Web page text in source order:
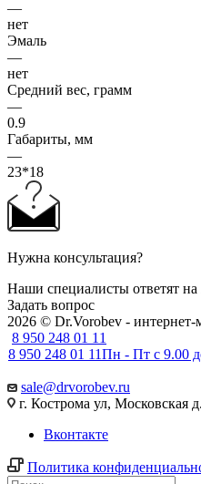
—
нет
Эмаль
—
нет
Средний вес, грамм
—
0.9
Габариты, мм
—
23*18
Нужна консультация?
Наши специалисты ответят
Задать вопрос
2026 © Dr.Vorobev - интернет-
8 950 248 01 11
8 950 248 01 11Пн - Пт с 9.00
sale@drvorobev.ru
г. Кострома ул, Московская
Вконтакте
Политика